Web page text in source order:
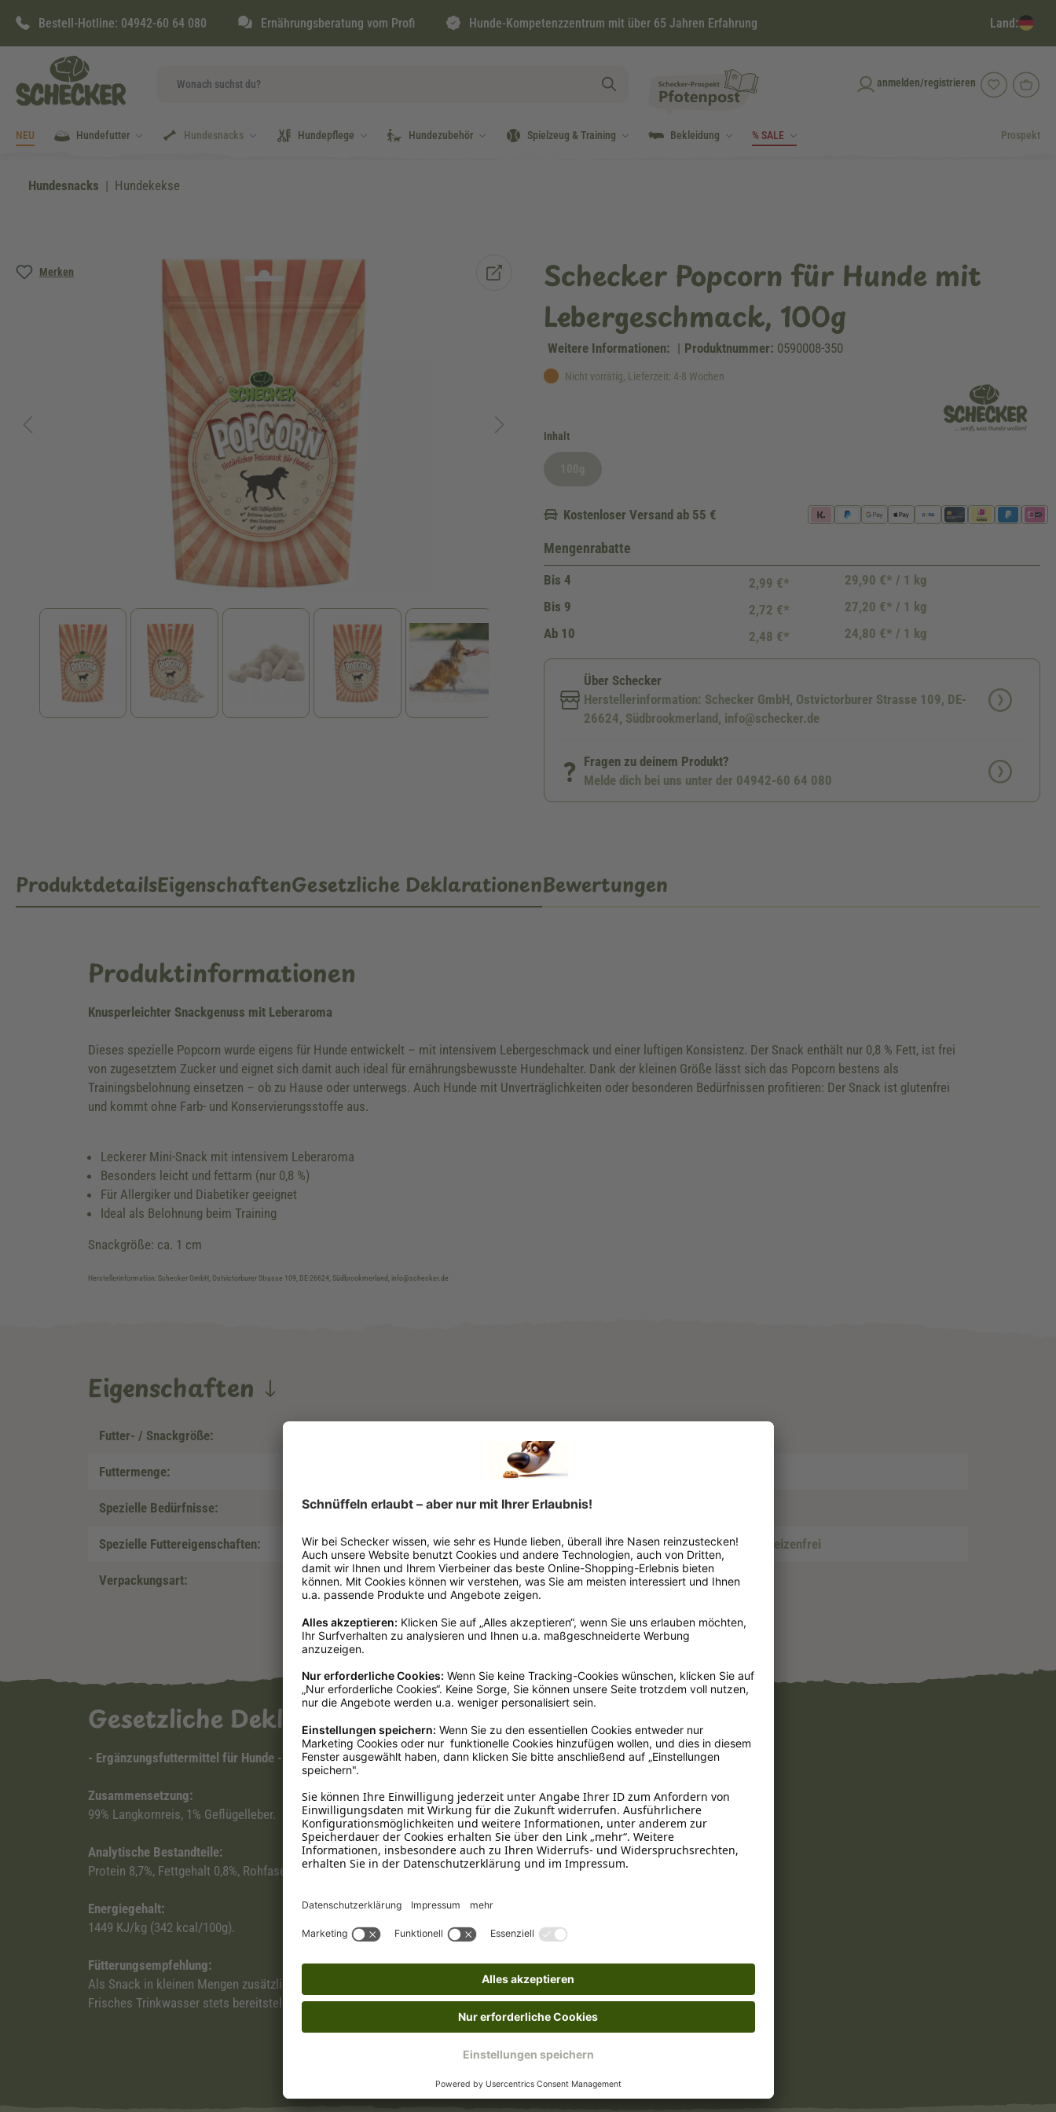
Zur Hauptnavigation springen
Bestell-Hotline: 04942-60 64 080 Ernährungsberatung vom Profi Hunde-Kompetenzzentrum mit über 65 Jahren Erfahrung Land:
anmelden/registrieren
NEU Hundefutter Hundesnacks Hundepflege Hundezubehör Spielzeug & Training Bekleidung % SALE Prospekt
Hundesnacks Hundekekse
Merken
Bildergalerie überspringen
Schecker Popcorn für Hunde mit
Lebergeschmack, 100g
Weitere Informationen: | Produktnummer: 0590008-350
Nicht vorrätig, Lieferzeit: 4-8 Wochen
Inhaltauswählen
Kostenloser Versand ab 55 €
Mengenrabatte
Bis 4 2,99 €*
29,90 €* / 1 kg
Bis 9 2,72 €*
27,20 €* / 1 kg
Ab 10 2,48 €* 24,80 €* / 1 kg
Über Schecker
Herstellerinformation: Schecker GmbH, Ostvictorburer Strasse 109, DE-
26624, Südbrookmerland, info@schecker.de
Fragen zu deinem Produkt?
Melde dich bei uns unter der 04942-60 64 080
ProduktdetailsEigenschaftenGesetzliche DeklarationenBewertungen
Produktinformationen
Knusperleichter Snackgenuss mit Leberaroma
Dieses spezielle Popcorn wurde eigens für Hunde entwickelt – mit intensivem Lebergeschmack und einer luftigen Konsistenz. Der Snack enthält nur 0,8 % Fett, ist frei
von zugesetztem Zucker und eignet sich damit auch ideal für ernährungsbewusste Hundehalter. Dank der kleinen Größe lässt sich das Popcorn bestens als
Trainingsbelohnung einsetzen – ob zu Hause oder unterwegs. Auch Hunde mit Unverträglichkeiten oder besonderen Bedürfnissen profitieren: Der Snack ist glutenfrei
und kommt ohne Farb- und Konservierungsstoffe aus.
Leckerer Mini-Snack mit intensivem Leberaroma
Besonders leicht und fettarm (nur 0,8 %)
Für Allergiker und Diabetiker geeignet
Ideal als Belohnung beim Training
Snackgröße: ca. 1 cm
Herstellerinformation: Schecker GmbH, Ostvictorburer Strasse 109, DE-26624, Südbrookmerland, info@schecker.de
Eigenschaften
Futter- / Snackgröße:
Futtermenge: 100g
Spezielle Bedürfnisse: Bei Übergewicht
Spezielle Futtereigenschaften: Fettarm, Glutenfrei, Ohne Zuckerzusatz , Weizenfrei
Verpackungsart: Kunststoff
Gesetzliche Deklaration
- Ergänzungsfuttermittel für Hunde -
Zusammensetzung:
99% Langkornreis, 1% Geflügelleber.
Analytische Bestandteile:
Protein 8,7%, Fettgehalt 0,8%, Rohfaser 1%, anorganischer Stoff 0,4%, Feuchte 8%.
Energiegehalt:
1449 KJ/kg (342 kcal/100g).
Fütterungsempfehlung:
Als Snack in kleinen Mengen zusätzlich zur regulären Fütterung reichen. 5-20 Stück/Tag (3 Stk. = 1g).
Frisches Trinkwasser stets bereitstellen.